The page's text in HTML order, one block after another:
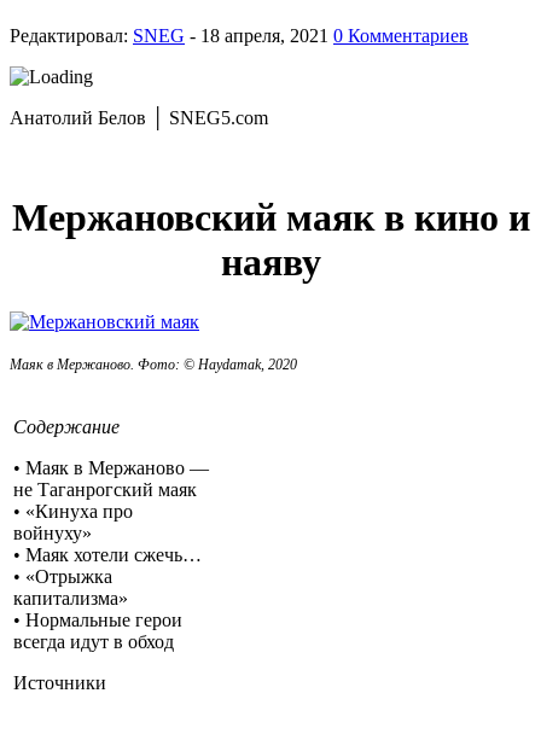
Редактировал: SNEG - 0 Комментариев
Анатолий Белов │ SNEG5.com
Мержановский маяк в кино и
наяву
Маяк в Мержаново. Фото: © Haydamak, 2020
Содержание
• Маяк в Мержаново —
не Таганрогский маяк
• «Кинуха про
войнуху»
• Маяк хотели сжечь…
• «Отрыжка
капитализма»
• Нормальные герои
всегда идут в обход
Источники